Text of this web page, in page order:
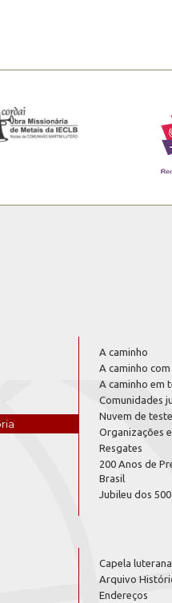
A caminho
A caminho
A caminho em
Comunidades
Nuvem de
Organizações
Resgates
200 Anos de
Brasil
Jubileu dos
Capela luterana
Arquivo
Endereços